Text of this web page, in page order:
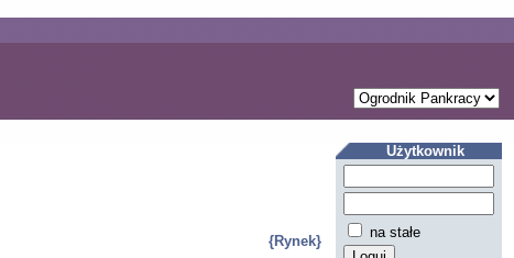
{Rynek}
Użytkownik
na stałe